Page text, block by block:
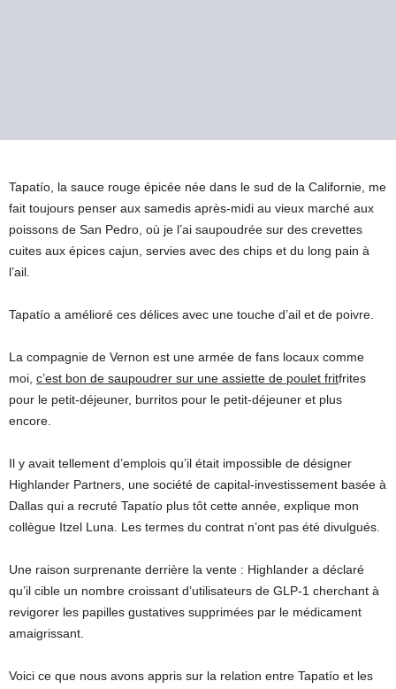
Tapatío, la sauce rouge épicée née dans le sud de la Californie, me
fait toujours penser aux samedis après-midi au vieux marché aux
poissons de San Pedro, où je l’ai saupoudrée sur des crevettes
cuites aux épices cajun, servies avec des chips et du long pain à
l’ail.
Tapatío a amélioré ces délices avec une touche d’ail et de poivre.
La compagnie de Vernon est une armée de fans locaux comme
moi, c’est bon de saupoudrer sur une assiette de poulet fritfrites
pour le petit-déjeuner, burritos pour le petit-déjeuner et plus
encore.
Il y avait tellement d’emplois qu’il était impossible de désigner
Highlander Partners, une société de capital-investissement basée à
Dallas qui a recruté Tapatío plus tôt cette année, explique mon
collègue Itzel Luna. Les termes du contrat n’ont pas été divulgués.
Une raison surprenante derrière la vente : Highlander a déclaré
qu’il cible un nombre croissant d’utilisateurs de GLP-1 cherchant à
revigorer les papilles gustatives supprimées par le médicament
amaigrissant.
Voici ce que nous avons appris sur la relation entre Tapatío et les